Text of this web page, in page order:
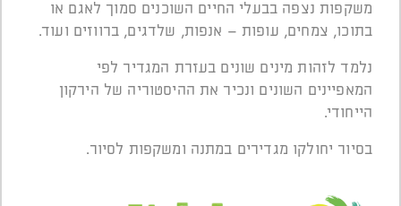
משקפות נצפה בבעלי החיים השוכנים סמוך לאגם או
בתוכו, צמחים, עופות – אנפות, שלדגים, ברווזים ועוד.
נלמד לזהות מינים שונים בעזרת המגדיר לפי
המאפיינים השונים ונכיר את ההיסטוריה של הירקון
הייחודי.
בסיור יחולקו מגדירים במתנה ומשקפות לסיור.